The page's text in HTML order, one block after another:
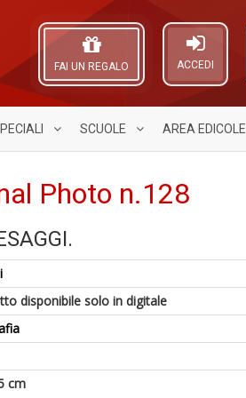
ACCEDI
FAI UN REGALO
SCUOLE AREA EDICOLE
Photo n.128
disponibile solo in digitale
cm